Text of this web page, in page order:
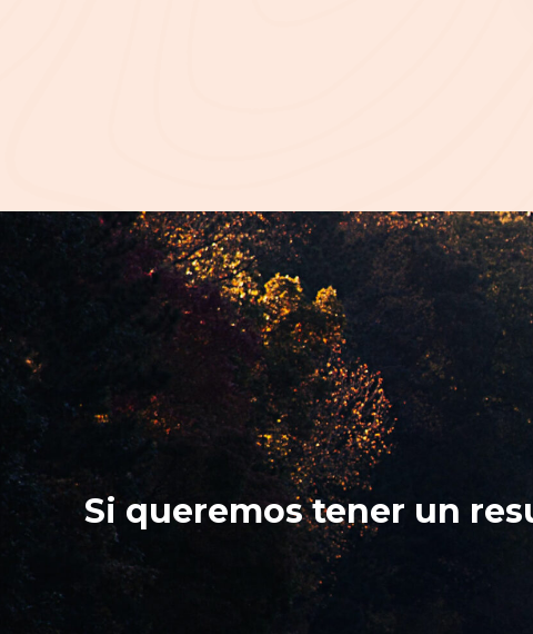
Si queremos tener un